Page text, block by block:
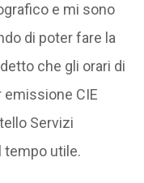
e mi sono
di poter fare la
che gli orari di
CIE
Servizi
tempo utile.